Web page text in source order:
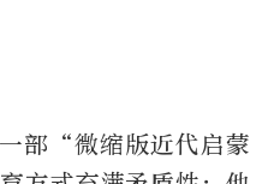
部“微缩版近代启蒙